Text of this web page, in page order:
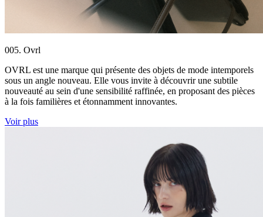
005. Ovrl
OVRL est une marque qui présente des objets de mode intemporels
sous un angle nouveau. Elle vous invite à découvrir une subtile
nouveauté au sein d'une sensibilité raffinée, en proposant des pièces
à la fois familières et étonnamment innovantes.
Voir plus